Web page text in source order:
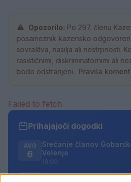
Opozorilo: Po 297. členu
posameznik kazensko
sovraštva, nasilja ali nestrpnosti.
rasističnimi, diskriminatornimi ali
bodo odstranjeni. Pravila
Failed to fetch
Prihajajoči dogodki
AVG
6
Srečanje članov
Velenje
18:00
Moč branja: Beremo pod